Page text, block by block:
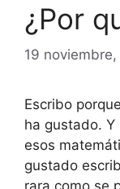
¿Por
19 noviembre,
Escribo
ha gustado.
esos
gustado
rara como se